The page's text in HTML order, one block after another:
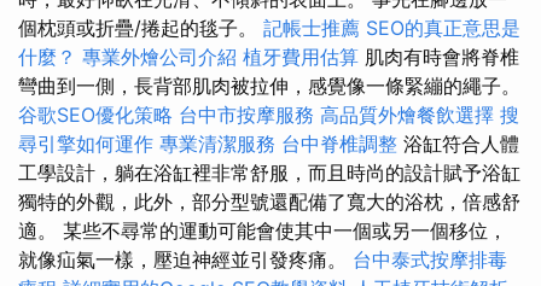
個枕頭或折疊/捲起的毯子。 記帳士推薦 SEO的真正意思是
什麼？ 專業外燴公司介紹 植牙費用估算 肌肉有時會將脊椎
彎曲到一側，長背部肌肉被拉伸，感覺像一條緊繃的繩子。
谷歌SEO優化策略 台中市按摩服務 高品質外燴餐飲選擇 搜
尋引擎如何運作 專業清潔服務 台中脊椎調整 浴缸符合人體
工學設計，躺在浴缸裡非常舒服，而且時尚的設計賦予浴缸
獨特的外觀，此外，部分型號還配備了寬大的浴枕，倍感舒
適。 某些不尋常的運動可能會使其中一個或另一個移位，
就像疝氣一樣，壓迫神經並引發疼痛。 台中泰式按摩排毒